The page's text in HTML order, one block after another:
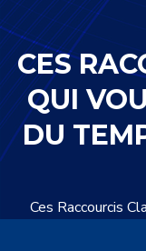
CES
QUI
DU
Ces Raccourcis